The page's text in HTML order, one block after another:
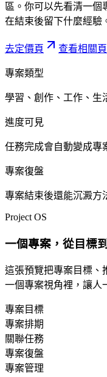
區。你可以先看清一個
在結束後留下什麼經驗
去定價頁 查看相關
專案類型
學習、創作、工作、生
進度可見
任務完成會自動變成專
專案復盤
專案結束後還能沉澱方
Project OS
一個專案，從目標
這張預覽把專案目標、
一個專案視角裡，讓人
專案目標
專案排期
關聯任務
專案復盤
專案管理